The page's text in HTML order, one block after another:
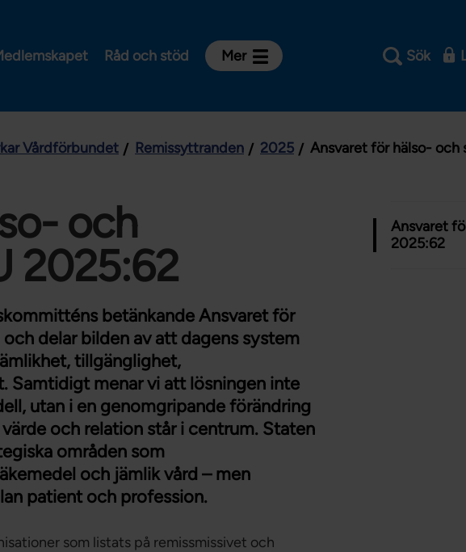
Råd och stöd Mer
Om Vårdförbundet
Aktiviteter och utbildningar
För dig som är:
Sjuksköterska
Röntgensjuksköterska
Biomedicinsk analytiker
Förtroendevald
Student
Chef
Sök
Vårdförbundet Remissyttranden 2025 Ansvaret för hälso- och
Ansvaret
2025:62
och
2025:62
betänkande Ansvaret för
delar bilden av att dagens system
tillgänglighet,
menar vi att lösningen inte
utan i en genomgripande förändring
och relation står i centrum. Staten
områden som
och jämlik vård – men
patient och profession.
som listats på remissmissivet och